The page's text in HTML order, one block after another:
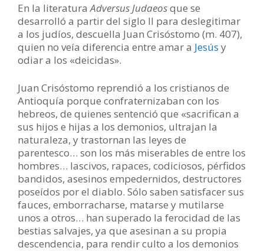
En la literaturaAdversus Judaeosque se
desarrolló a partir del siglo II para deslegitimar
a los judíos, descuella Juan Crisóstomo (m. 407),
quien no veía diferencia entre amar a Jesús y
odiar a los «deicidas».
Juan Crisóstomo reprendió a los cristianos de
Antioquía porque confraternizaban con los
hebreos, de quienes sentenció que «sacrifican a
sus hijos e hijas a los demonios, ultrajan la
naturaleza, y trastornan las leyes de
parentesco… son los más miserables de entre los
hombres… lascivos, rapaces, codiciosos, pérfidos
bandidos, asesinos empedernidos, destructores
poseídos por el diablo. Sólo saben satisfacer sus
fauces, emborracharse, matarse y mutilarse
unos a otros… han superado la ferocidad de las
bestias salvajes, ya que asesinan a su propia
descendencia, para rendir culto a los demonios